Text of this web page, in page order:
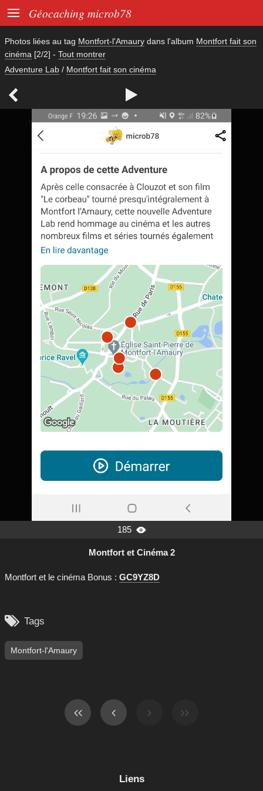
 Géocaching microb78
Photos liées au tag Montfort-l'Amaury dans l'album Montfort fait son
cinéma [2/2] - Tout montrer
Adventure Lab / Montfort fait son cinéma
 
185 
Montfort et Cinéma 2
Montfort et le cinéma Bonus : GC9YZ8D
 Tags
Montfort-l'Amaury
Liens